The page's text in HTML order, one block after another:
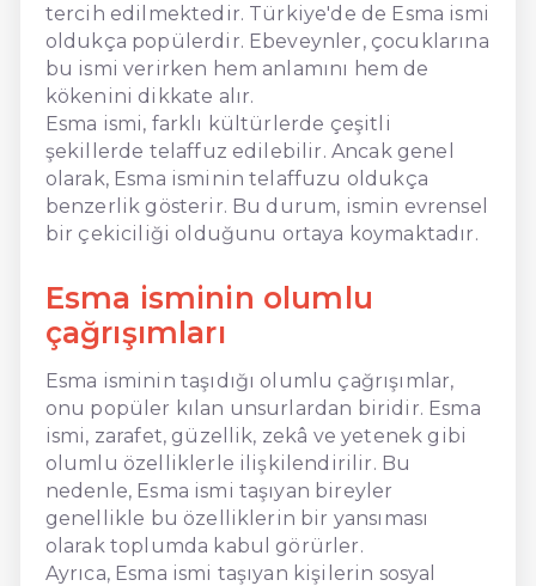
tercih edilmektedir. Türkiye'de de Esma ismi
oldukça popülerdir. Ebeveynler, çocuklarına
bu ismi verirken hem anlamını hem de
kökenini dikkate alır.
Esma ismi, farklı kültürlerde çeşitli
şekillerde telaffuz edilebilir. Ancak genel
olarak, Esma isminin telaffuzu oldukça
benzerlik gösterir. Bu durum, ismin evrensel
bir çekiciliği olduğunu ortaya koymaktadır.
Esma isminin olumlu
çağrışımları
Esma isminin taşıdığı olumlu çağrışımlar,
onu popüler kılan unsurlardan biridir. Esma
ismi, zarafet, güzellik, zekâ ve yetenek gibi
olumlu özelliklerle ilişkilendirilir. Bu
nedenle, Esma ismi taşıyan bireyler
genellikle bu özelliklerin bir yansıması
olarak toplumda kabul görürler.
Ayrıca, Esma ismi taşıyan kişilerin sosyal